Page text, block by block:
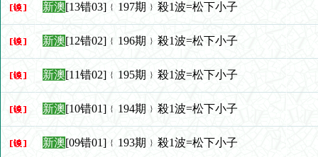
新澳[13错03]﹛197期﹜殺1波=松下小子
新澳[12错02]﹛196期﹜殺1波=松下小子
新澳[11错02]﹛195期﹜殺1波=松下小子
新澳[10错01]﹛194期﹜殺1波=松下小子
新澳[09错01]﹛193期﹜殺1波=松下小子